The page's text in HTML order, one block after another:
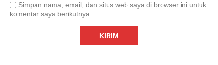
Simpan nama, email, dan situs web saya di browser ini untuk
komentar saya berikutnya.